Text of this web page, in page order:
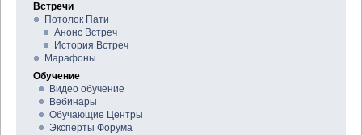
Встречи
Потолок Пати
Анонс Встреч
История Встреч
Марафоны
Обучение
Видео обучение
Вебинары
Обучающие Центры
Эксперты Форума